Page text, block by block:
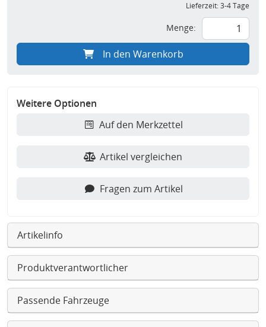
Lieferzeit:3-4 Tage
Menge:
In den Warenkorb
Weitere Optionen
Auf den Merkzettel
Artikel vergleichen
Fragen zum Artikel
Artikelinfo
Produktverantwortlicher
Passende Fahrzeuge